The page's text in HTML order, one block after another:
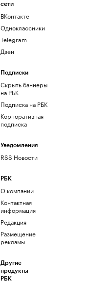
сети
ВКонтакте
Одноклассники
Telegram
Дзен
Подписки
Скрыть баннеры
на РБК
Подписка на РБК
Корпоративная
подписка
Уведомления
RSS Новости
РБК
О компании
Контактная
информация
Редакция
Размещение
рекламы
Другие
продукты
РБК